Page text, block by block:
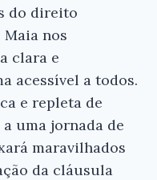
do direito
nos
clara e
acessível a todos.
e repleta de
uma jornada de
maravilhados
da cláusula